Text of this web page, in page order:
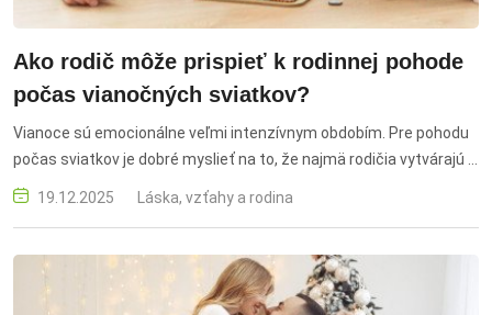
Ako rodič môže prispieť k rodinnej pohode
počas vianočných sviatkov?
Vianoce sú emocionálne veľmi intenzívnym obdobím. Pre pohodu
počas sviatkov je dobré myslieť na to, že najmä rodičia vytvárajú v
rodine atmosféru sviatkov a prenášajú vlastné prežívanie na deti.
Ak rodičia riešia iba logistiku či predstavu dokonalých Vianoc, dieťa
prípravách pomáha orientovať sa na najdôležitejšie veci a ostatné
s plným vedomím vypustiť.
19.12.2025 Láska, vzťahy a rodina